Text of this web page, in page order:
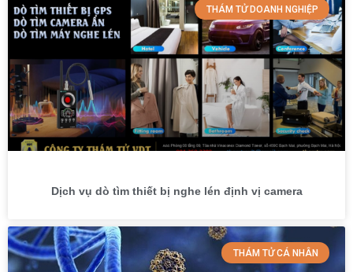
THÁM TỬ DOANH NGHIỆP
Dịch vụ dò tìm thiết bị nghe lén định vị camera
THÁM TỬ CÁ NHÂN